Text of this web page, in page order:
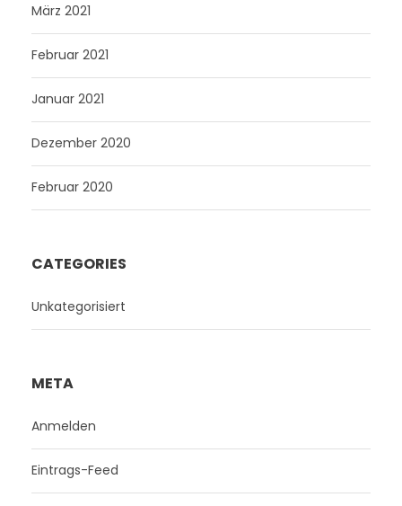
März 2021
Februar 2021
Januar 2021
Dezember 2020
Februar 2020
CATEGORIES
Unkategorisiert
META
Anmelden
Eintrags-Feed